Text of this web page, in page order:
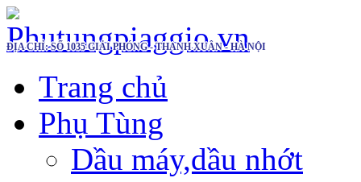
ĐỊA CHỈ: SỐ 1035 GIẢI PHÓNG - THANH XUÂN - HÀ NỘI
Trang chủ
Phụ Tùng
Dầu máy,dầu nhớt